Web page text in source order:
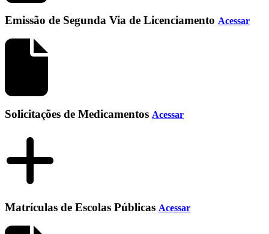
Emissão de Segunda Via de Licenciamento Acessar
Solicitações de Medicamentos Acessar
Matrículas de Escolas Públicas Acessar